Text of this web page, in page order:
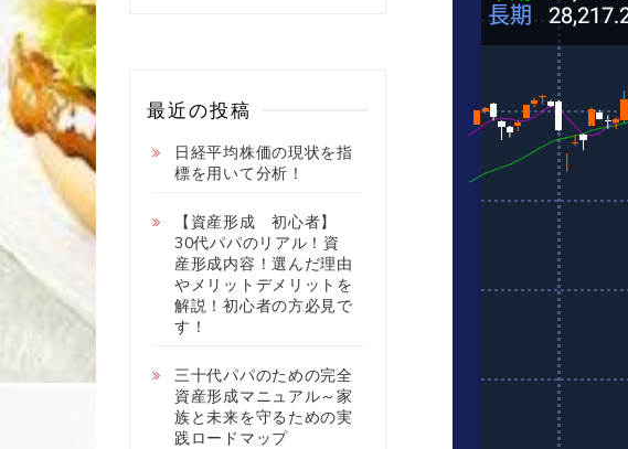
最近の投稿
日経平均株価の現状を指
標を用いて分析！
【資産形成 初心者】
30代パパのリアル！資
産形成内容！選んだ理由
やメリットデメリットを
解説！初心者の方必見で
す！
三十代パパのための完全
資産形成マニュアル～家
族と未来を守るための実
践ロードマップ